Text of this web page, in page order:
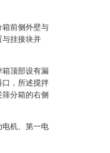
箱前侧外壁与
与挂接块并
箱顶部设有漏
口，所述搅拌
分箱的右侧
电机、第一电